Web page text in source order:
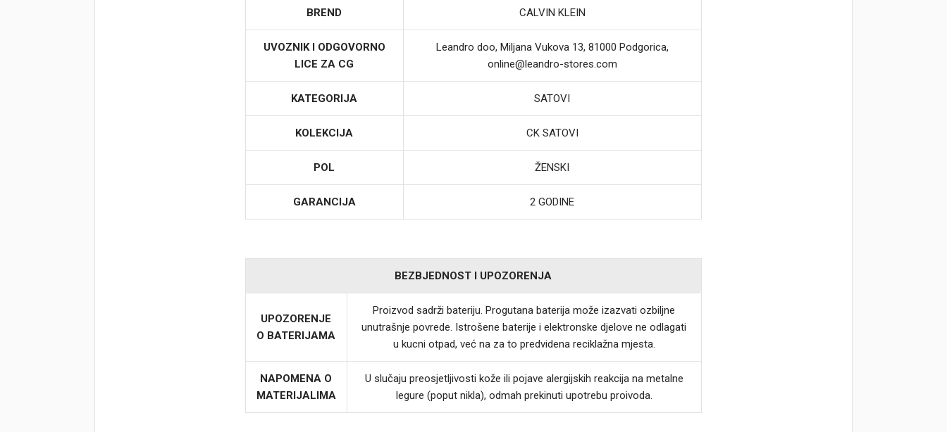
BREND CALVIN KLEIN
UVOZNIK I ODGOVORNO
LICE ZA CG
Leandro doo, Miljana Vukova 13, 81000 Podgorica,
online@leandro-stores.com
KATEGORIJA SATOVI
KOLEKCIJA CK SATOVI
POL ŽENSKI
GARANCIJA 2 GODINE
BEZBJEDNOST I UPOZORENJA
UPOZORENJE
O BATERIJAMA
Proizvod sadrži bateriju. Progutana baterija može izazvati ozbiljne
unutrašnje povrede. Istrošene baterije i elektronske djelove ne odlagati
u kucni otpad, već na za to predvidena reciklažna mjesta.
NAPOMENA O
MATERIJALIMA
U slučaju preosjetljivosti kože ili pojave alergijskih reakcija na metalne
legure (poput nikla), odmah prekinuti upotrebu proivoda.